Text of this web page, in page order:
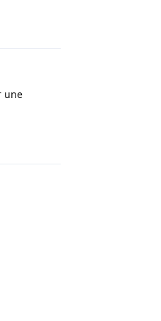
une